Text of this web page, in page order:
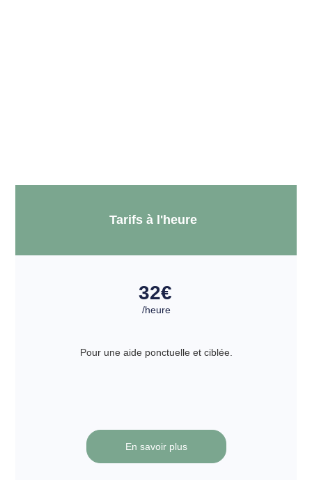
Tarifs à l'heure
32€
/heure
Pour une aide ponctuelle et ciblée.
En savoir plus